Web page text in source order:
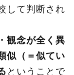
して判断され
観念が全く異
似（＝似てい
ということで